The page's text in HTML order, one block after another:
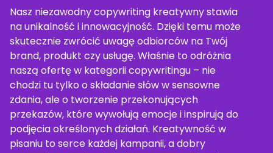
Nasz niezawodny copywriting kreatywny stawia
na unikalność i innowacyjność. Dzięki temu może
skutecznie zwrócić uwagę odbiorców na Twój
brand, produkt czy usługę. Właśnie to odróżnia
naszą ofertę w kategorii copywritingu – nie
chodzi tu tylko o składanie słów w sensowne
zdania, ale o tworzenie przekonujących
przekazów, które wywołują emocje i inspirują do
podjęcia określonych działań. Kreatywność w
pisaniu to serce każdej kampanii, a dobry